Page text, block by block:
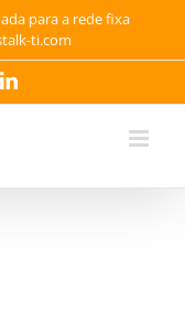
para a rede fixa
ti.com
LinkedIn